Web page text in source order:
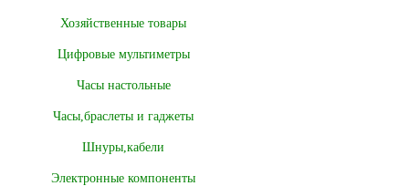
Хозяйственные товары
Цифровые мультиметры
Часы настольные
Часы,браслеты и гаджеты
Шнуры,кабели
Электронные компоненты